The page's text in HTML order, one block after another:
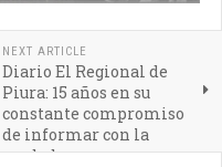
NEXT ARTICLE
Diario El Regional de
Piura: 15 años en su
constante compromiso
de informar con la
verdad